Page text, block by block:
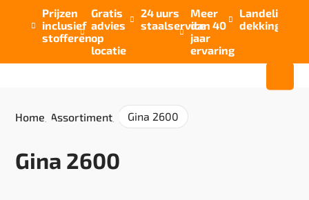

Prijzen
inclusief
stofferen

Gratis
advies
op
locatie

24 uurs
staalservice

Meer
dan 40
jaar
ervaring

Landelijke
dekking
Home Assortiment Gina 2600
Gina 2600